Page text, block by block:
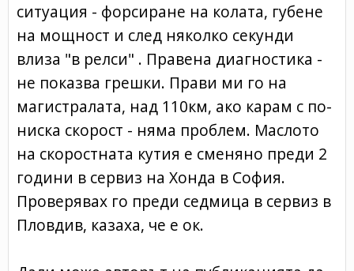
ситуация - форсиране на колата, губене
на мощност и след няколко секунди
влиза "в релси" . Правена диагностика -
не показва грешки. Прави ми го на
магистралата, над 110км, ако карам с по-
ниска скорост - няма проблем. Маслото
на скоростната кутия е сменяно преди 2
години в сервиз на Хонда в София.
Проверявах го преди седмица в сервиз в
Пловдив, казаха, че е ок.